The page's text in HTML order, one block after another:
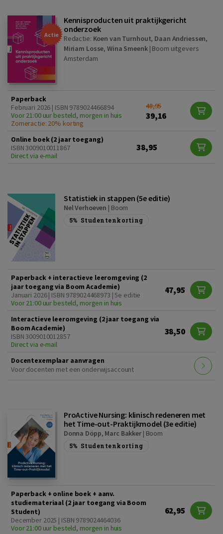
Actie
Kennisproducten uit praktijkgericht
onderzoek
Redactie: Koen van Turnhout, Daan Andriessen,
Miriam Losse,Wina Smeenk| Boom uitgevers
Amsterdam
Paperback
Februari 2026 | ISBN 9789024466894
Voor 21:00 uur besteld, morgen in huis
Zomeractie: 20% korting
48,95
39,16
Online boek (2 jaar toegang)
ISBN 3009010011867
Direct via e-mail
38,95
Statistiek in stappen (5e editie)
Nel Verhoeven | Boom
5% Studentenkorting
Paperback + interactieve leeromgeving (2
jaar toegang via Boom Academie)
Januari 2026 | ISBN 9789024468973 | 5e editie
Voor 21:00 uur besteld, morgen in huis
47,95
Interactieve leeromgeving (2 jaar toegang via
Boom Academie)
ISBN 3009010012857
Direct via e-mail
38,50
Docentexemplaar aanvragen
Voor docenten met een onderwijsaccount
ProActive Nursing: klinisch redeneren met
het Time-out-Praktijkmodel (3e editie)
Donna Döpp, Marc Bakker| Boom
5% Studentenkorting
Paperback + online boek + aanv.
studiemateriaal (2 jaar toegang via Boom
Student)
December 2025 | ISBN 9789024464036
Voor 21:00 uur besteld, morgen in huis
62,95